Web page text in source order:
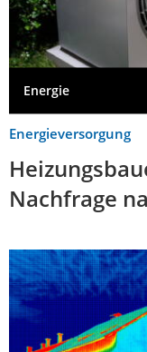
Energie
Energieversorgung
Nachfrage